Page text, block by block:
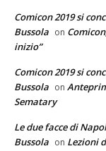
Comicon 2019 si
Bussola on
inizio”
Comicon 2019 si
Bussola on
Sematary
Le due facce di
Bussola on Lezioni